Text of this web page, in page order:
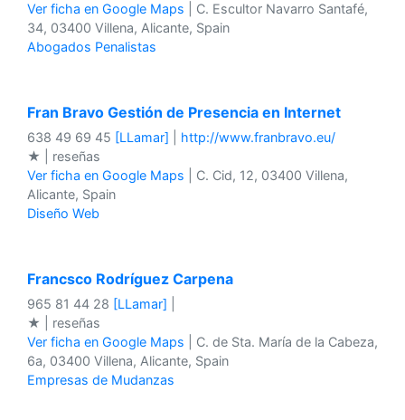
Ver ficha en Google Maps | C. Escultor Navarro Santafé,
34, 03400 Villena, Alicante, Spain
Abogados Penalistas
Fran Bravo Gestión de Presencia en Internet
638 49 69 45 [LLamar]
http://www.franbravo.eu/
★ | reseñas
Ver ficha en Google Maps | C. Cid, 12, 03400 Villena,
Alicante, Spain
Diseño Web
Francsco Rodríguez Carpena
965 81 44 28 [LLamar]
★ | reseñas
Ver ficha en Google Maps | C. de Sta. María de la Cabeza,
6a, 03400 Villena, Alicante, Spain
Empresas de Mudanzas